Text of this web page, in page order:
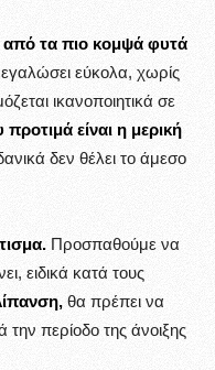
από τα πιο κομψά φυτά
εύκολα, χωρίς
ικανοποιητικά σε
είναι η μερική
δεν θέλει το άμεσο
Προσπαθούμε να
ειδικά κατά τους
θα πρέπει να
την περίοδο της άνοιξης